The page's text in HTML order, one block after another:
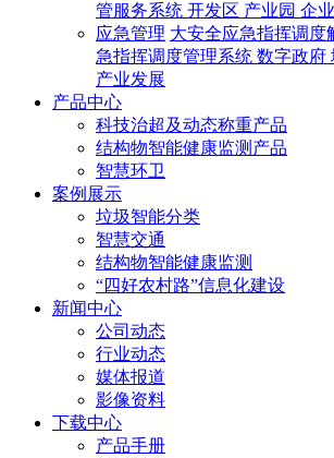
管服务系统 开发区 产业园 企
应急管理 大安全应急指挥调度
急指挥调度管理系统 数字政府
产业发展
产品中心
科技治超及动态称重产品
结构物智能健康监测产品
智慧环卫
案例展示
垃圾智能分类
智慧交通
结构物智能健康监测
“四好农村路”信息化建设
新闻中心
公司动态
行业动态
媒体报道
影像资料
下载中心
产品手册